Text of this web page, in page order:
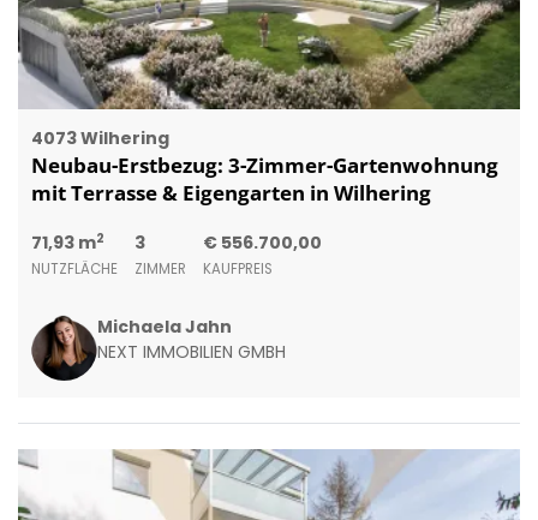
4073 Wilhering
Neubau-Erstbezug: 3-Zimmer-Gartenwohnung
mit Terrasse & Eigengarten in Wilhering
71,93 m2
NUTZFLÄCHE
3
ZIMMER
€ 556.700,00
KAUFPREIS
Michaela Jahn
NEXT IMMOBILIEN GMBH